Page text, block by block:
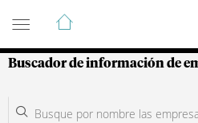
Guía de Empresas
Buscador de información de